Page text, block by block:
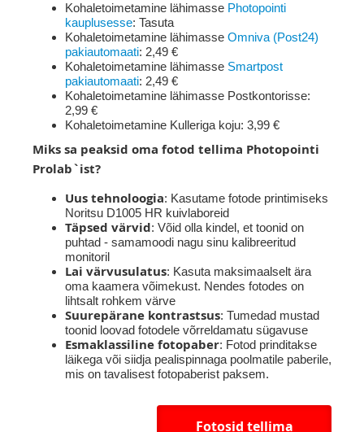
Kohaletoimetamine lähimasse Photopointi
kauplusesse: Tasuta
Kohaletoimetamine lähimasse Omniva (Post24)
pakiautomaati: 2,49 €
Kohaletoimetamine lähimasse Smartpost
pakiautomaati: 2,49 €
Kohaletoimetamine lähimasse Postkontorisse:
2,99 €
Kohaletoimetamine Kulleriga koju: 3,99 €
Miks sa peaksid oma fotod tellima Photopointi
Prolab`ist?
Uus tehnoloogia: Kasutame fotode printimiseks
Noritsu D1005 HR kuivlaboreid
Täpsed värvid: Võid olla kindel, et toonid on
puhtad - samamoodi nagu sinu kalibreeritud
monitoril
Lai värvusulatus: Kasuta maksimaalselt ära
oma kaamera võimekust. Nendes fotodes on
lihtsalt rohkem värve
Suurepärane kontrastsus: Tumedad mustad
toonid loovad fotodele võrreldamatu sügavuse
Esmaklassiline fotopaber: Fotod prinditakse
läikega või siidja pealispinnaga poolmatile paberile,
mis on tavalisest fotopaberist paksem.
Fotosid tellima